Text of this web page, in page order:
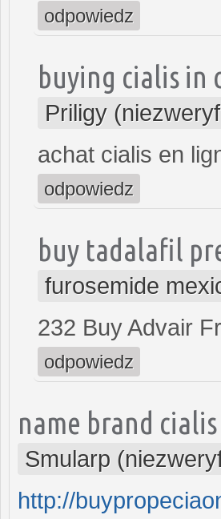
odpowiedz
buying cialis in
Priligy
achat cialis en
odpowiedz
buy tadalafil
furosemide
232 Buy Advair
odpowiedz
name brand cialis
Smularp
http://